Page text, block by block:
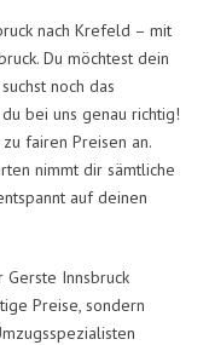
nach Krefeld – mit
Du möchtest dein
noch das
bei uns genau richtig!
fairen Preisen an.
nimmt dir sämtliche
auf deinen
Innsbruck
Preise, sondern